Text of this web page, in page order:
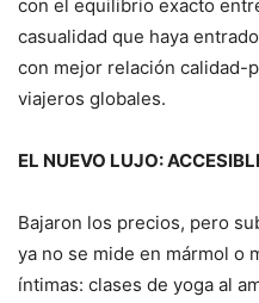
con el equilibrio exacto
casualidad que haya
con mejor relación calidad-
viajeros globales.
EL NUEVO LUJO:
Bajaron los precios, pero
ya no se mide en mármol o
íntimas: clases de yoga al